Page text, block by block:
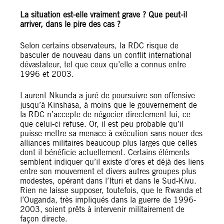
La situation est-elle vraiment grave ? Que peut-il
arriver, dans le pire des cas ?
Selon certains observateurs, la RDC risque de
basculer de nouveau dans un conflit international
dévastateur, tel que ceux qu’elle a connus entre
1996 et 2003.
Laurent Nkunda a juré de poursuivre son offensive
jusqu’à Kinshasa, à moins que le gouvernement de
la RDC n’accepte de négocier directement lui, ce
que celui-ci refuse. Or, il est peu probable qu’il
puisse mettre sa menace à exécution sans nouer des
alliances militaires beaucoup plus larges que celles
dont il bénéficie actuellement. Certains éléments
semblent indiquer qu’il existe d’ores et déjà des liens
entre son mouvement et divers autres groupes plus
modestes, opérant dans l’Ituri et dans le Sud-Kivu.
Rien ne laisse supposer, toutefois, que le Rwanda et
l’Ouganda, très impliqués dans la guerre de 1996-
2003, soient prêts à intervenir militairement de
façon directe.